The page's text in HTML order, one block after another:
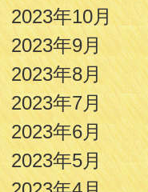
2023年10月
2023年9月
2023年8月
2023年7月
2023年6月
2023年5月